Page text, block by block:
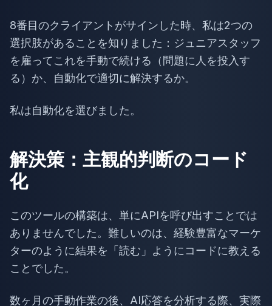
8番目のクライアントがサインした時、私は2つの
選択肢があることを知りました：ジュニアスタッフ
を雇ってこれを手動で続ける（問題に人を投入す
る）か、自動化で適切に解決するか。
私は自動化を選びました。
解決策：主観的判断のコード
化
このツールの構築は、単にAPIを呼び出すことでは
ありませんでした。難しいのは、経験豊富なマーケ
ターのように結果を「読む」ようにコードに教える
ことでした。
数ヶ月の手動作業の後、AI応答を分析する際、実際